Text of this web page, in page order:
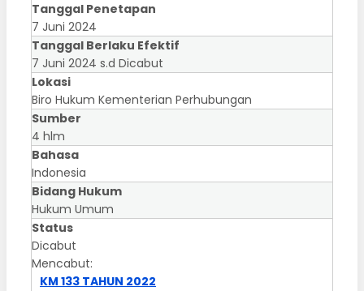
Tanggal Penetapan
7 Juni 2024
Tanggal Berlaku Efektif
7 Juni 2024 s.d Dicabut
Lokasi
Biro Hukum Kementerian Perhubungan
Sumber
4 hlm
Bahasa
Indonesia
Bidang Hukum
Hukum Umum
Status
Dicabut
Mencabut:
KM 133 TAHUN 2022